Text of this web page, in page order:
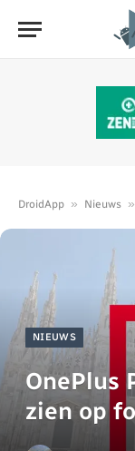
DroidApp » Nieuws »
NIEUWS
OnePlus
zien op